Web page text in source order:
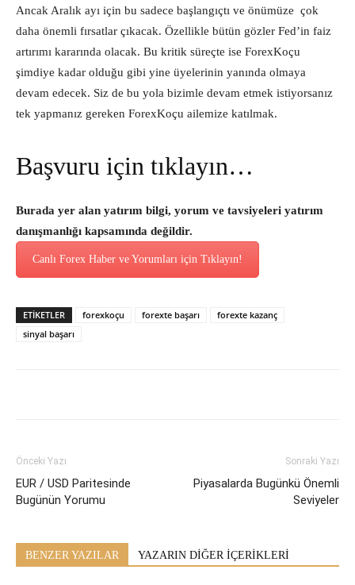
Ancak Aralık ayı için bu sadece başlangıçtı ve önümüze çok
daha önemli fırsatlar çıkacak. Özellikle bütün gözler Fed’in faiz
artırımı kararında olacak. Bu kritik süreçte ise ForexKoçu
şimdiye kadar olduğu gibi yine üyelerinin yanında olmaya
devam edecek. Siz de bu yola bizimle devam etmek istiyorsanız
tek yapmanız gereken ForexKoçu ailemize katılmak.
Başvuru için tıklayın…
Burada yer alan yatırım bilgi, yorum ve tavsiyeleri yatırım
danışmanlığı kapsamında değildir.
Canlı Forex Haber ve Yorumları için Tıklayın!
ETİKETLER forexkoçu forexte başarı
forexte kazanç
sinyal başarı
Önceki Yazı
EUR / USD Paritesinde
Bugünün Yorumu
Sonraki Yazı
Piyasalarda Bugünkü Önemli
Seviyeler
BENZER YAZILAR YAZARIN DİĞER İÇERİKLERİ